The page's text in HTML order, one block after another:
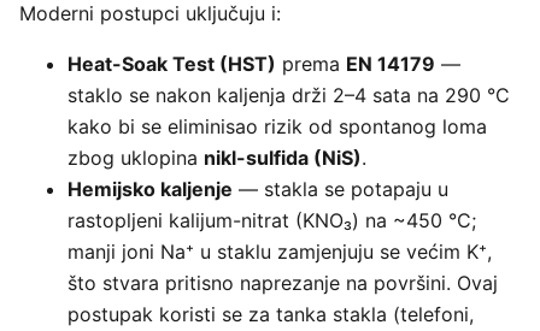
Moderni postupci uključuju i:
Heat-Soak Test (HST) prema EN 14179 —
staklo se nakon kaljenja drži 2–4 sata na 290 °C
kako bi se eliminisao rizik od spontanog loma
zbog uklopina nikl-sulfida (NiS).
Hemijsko kaljenje — stakla se potapaju u
rastopljeni kalijum-nitrat (KNO₃) na ~450 °C;
manji joni Na⁺ u staklu zamjenjuju se većim K⁺,
što stvara pritisno naprezanje na površini. Ovaj
postupak koristi se za tanka stakla (telefoni,